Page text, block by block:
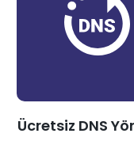
Ücretsiz DNS